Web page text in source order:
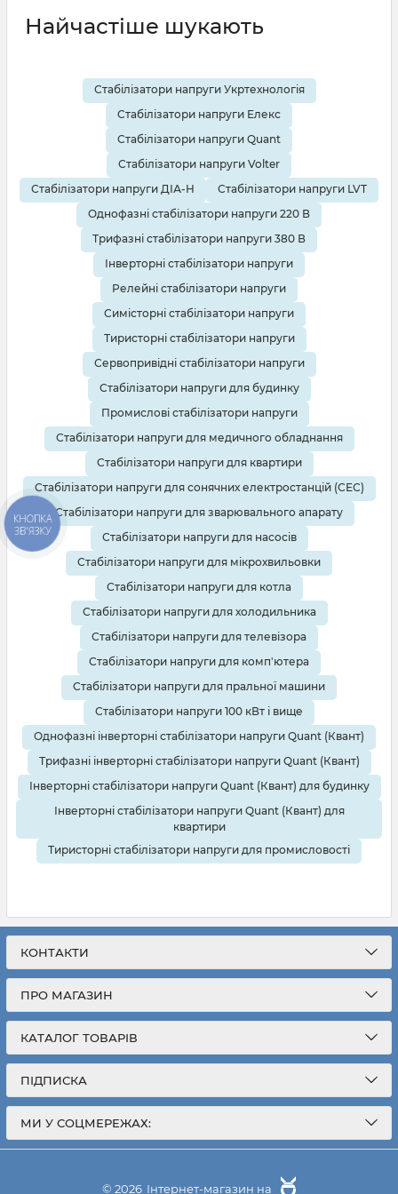
Найчастіше шукають
Стабілізатори напруги Укртехнологія
Стабілізатори напруги Елекс
Стабілізатори напруги Quant
Стабілізатори напруги Volter
Стабілізатори напруги ДІА-Н
Стабілізатори напруги LVT
Однофазні стабілізатори напруги 220 В
Трифазні стабілізатори напруги 380 В
Інверторні стабілізатори напруги
Релейні стабілізатори напруги
Симісторні стабілізатори напруги
Тиристорні стабілізатори напруги
Сервопривідні стабілізатори напруги
Стабілізатори напруги для будинку
Промислові стабілізатори напруги
Стабілізатори напруги для медичного обладнання
Стабілізатори напруги для квартири
Стабілізатори напруги для сонячних електростанцій (СЕС)
Стабілізатори напруги для зварювального апарату
Стабілізатори напруги для насосів
Стабілізатори напруги для мікрохвильовки
Стабілізатори напруги для котла
Стабілізатори напруги для холодильника
Стабілізатори напруги для телевізора
Стабілізатори напруги для комп'ютера
Стабілізатори напруги для пральної машини
Стабілізатори напруги 100 кВт і вище
Однофазні інверторні стабілізатори напруги Quant (Квант)
Трифазні інверторні стабілізатори напруги Quant (Квант)
Інверторні стабілізатори напруги Quant (Квант) для будинку
Інверторні стабілізатори напруги Quant (Квант) для
квартири
Тиристорні стабілізатори напруги для промисловості
0
КОНТАКТИ
ПРО МАГАЗИН
КАТАЛОГ ТОВАРІВ
ПІДПИСКА
МИ У СОЦМЕРЕЖАХ:
© 2026 Інтернет-магазин на
КНОПКА
ЗВ'ЯЗКУ